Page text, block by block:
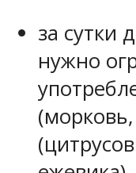
за сутки
нужно